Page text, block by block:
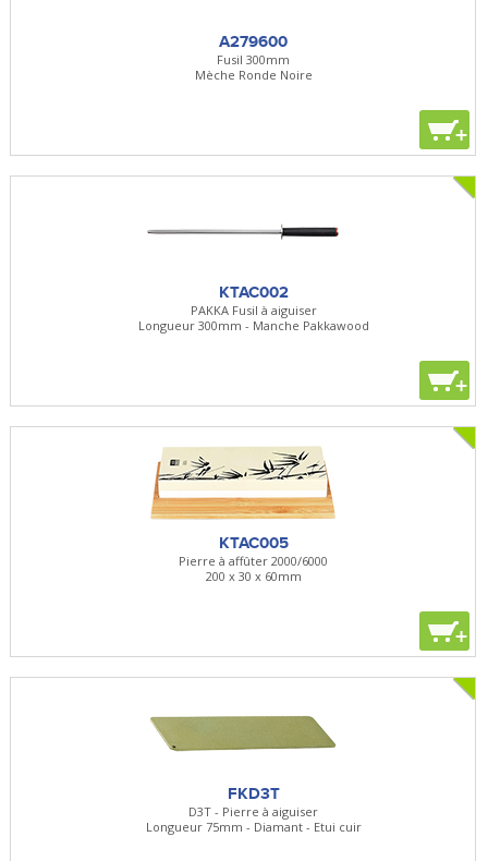
A279600
Fusil 300mm
Mèche Ronde Noire
+
KTAC002
PAKKA Fusil à aiguiser
Longueur 300mm - Manche Pakkawood
+
KTAC005
Pierre à affûter 2000/6000
200 x 30 x 60mm
+
FKD3T
D3T - Pierre à aiguiser
Longueur 75mm - Diamant - Etui cuir